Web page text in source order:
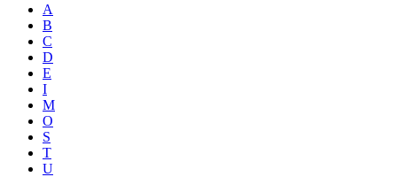
A
B
C
D
E
I
M
O
S
T
U